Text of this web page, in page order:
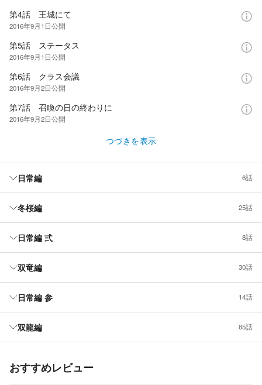
第4話 王城にて
2016年9月1日公開
第5話 ステータス
2016年9月1日公開
第6話 クラス会議
2016年9月2日公開
第7話 召喚の日の終わりに
2016年9月2日公開
つづきを表示
日常編 6話
冬桜編 25話
日常編 弍 8話
双竜編 30話
日常編 参 14話
双龍編 85話
おすすめレビュー